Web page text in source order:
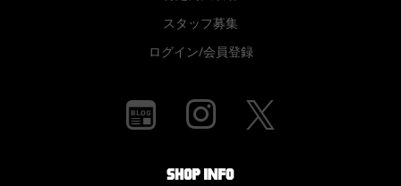
スタッフ募集
ログイン/会員登録